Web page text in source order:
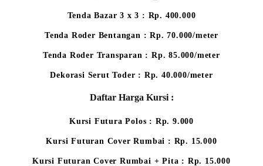
Tenda Bazar 3 x 3 : Rp. 400.000
Tenda Roder Bentangan : Rp. 70.000/meter
Tenda Roder Transparan : Rp. 85.000/meter
Dekorasi Serut Toder : Rp. 40.000/meter
Daftar Harga Kursi :
Kursi Futura Polos : Rp. 9.000
Kursi Futuran Cover Rumbai : Rp. 15.000
Kursi Futuran Cover Rumbai + Pita : Rp. 15.000